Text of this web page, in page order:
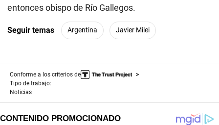
entonces obispo de Río Gallegos.
Seguir temas Argentina Javier Milei
Conforme a los criterios de
Tipo de trabajo:
Noticias